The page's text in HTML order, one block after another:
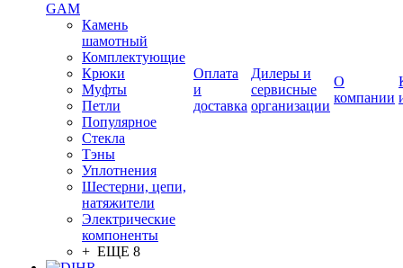
GAM
Камень
шамотный
Комплектующие
Крюки
Муфты
Петли
Популярное
Стекла
Тэны
Уплотнения
Шестерни, цепи,
натяжители
Электрические
компоненты
+ ЕЩЕ 8
Оплата
и
доставка
Дилеры и
сервисные
организации
О
компании